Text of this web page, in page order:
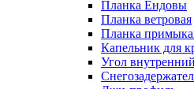
Планка Ендовы
Планка ветровая
Планка
Капельник для
Угол